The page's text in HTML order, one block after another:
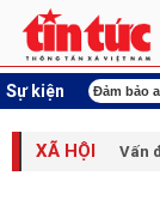
Sự kiện
khóa XVI Đảm bảo
XÃ HỘI Vấn